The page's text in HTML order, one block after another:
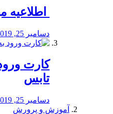
اطلاعیه
دسامبر 25, 2019
کارت
تابس
دسامبر 25, 2019
آموزش و پرورش